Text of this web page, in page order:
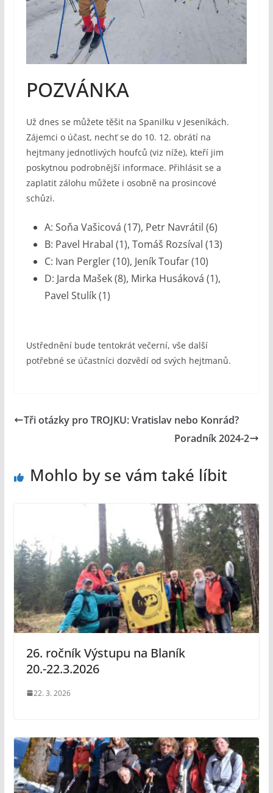
POZVÁNKA
Už dnes se můžete těšit na Spanilku v Jeseníkách.
Zájemci o účast, nechť se do 10. 12. obrátí na
hejtmany jednotlivých houfců (viz níže), kteří jim
poskytnou podrobnější informace. Přihlásit se a
zaplatit zálohu můžete i osobně na prosincové
schůzi.
A: Soňa Vašicová (17), Petr Navrátil (6)
B: Pavel Hrabal (1), Tomáš Rozsíval (13)
C: Ivan Pergler (10), Jeník Toufar (10)
D: Jarda Mašek (8), Mirka Husáková (1),
Pavel Stulík (1)
Ustřednění bude tentokrát večerní, vše další
potřebné se účastníci dozvědí od svých hejtmanů.
Tři otázky pro TROJKU: Vratislav nebo Konrád?
Poradník 2024-2
Mohlo by se vám také líbit
26. ročník Výstupu na Blaník
20.-22.3.2026
22. 3. 2026